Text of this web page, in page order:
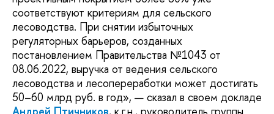
соответствуют критериям для сельского
лесоводства. При снятии избыточных
регуляторных барьеров, созданных
постановлением Правительства №1043 от
08.06.2022, выручка от ведения сельского
лесоводства и лесопереработки может достигать
50–60 млрд руб. в год», — сказал в своем докладе